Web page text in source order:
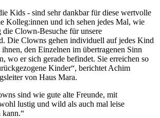
Kids - sind sehr dankbar für diese wertvolle
Kolleg:innen und ich sehen jedes Mal, wie
Clown-Besuche für unsere
Die Clowns gehen individuell auf jedes Kind
den Einzelnen im übertragenen Sinn
wo er sich gerade befindet. Sie erreichen so
Kinder“, berichtet Achim
von Haus Mara.
sind wie gute alte Freunde, mit
lustig und wild als auch mal leise
kann.“